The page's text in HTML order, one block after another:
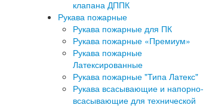
клапана ДППК
Рукава пожарные
Рукава пожарные для ПК
Рукава пожарные «Премиум»
Рукава пожарные
Латексированные
Рукава пожарные "Типа Латекс"
Рукава всасывающие и напорно-
всасывающие для технической